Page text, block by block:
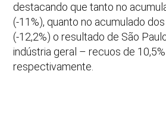
destacando que tanto no
(-11%), quanto no acumulado
(-12,2%) o resultado de São
indústria geral – recuos de 10,5%
respectivamente.